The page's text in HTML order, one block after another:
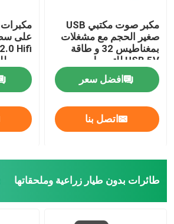
مكبر صوت مكتبي USB
صغير الحجم مع مشغلات
بمغناطيس 32 و طاقة
USB 5V للتوصيل
والتشغيل باللون الأزرق
والورديافضل سعر
اتصل بنا
على
صوت
طائرات بدون طيار زراعية وملحقاتها